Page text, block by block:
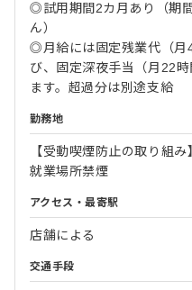
◎試用期間2カ月あり（期
ん）
◎月給には固定残業代（月
び、固定深夜手当（月22
ます。超過分は別途支給
勤務地
【受動喫煙防止の取り組み
就業場所禁煙
アクセス・最寄駅
店舗による
交通手段